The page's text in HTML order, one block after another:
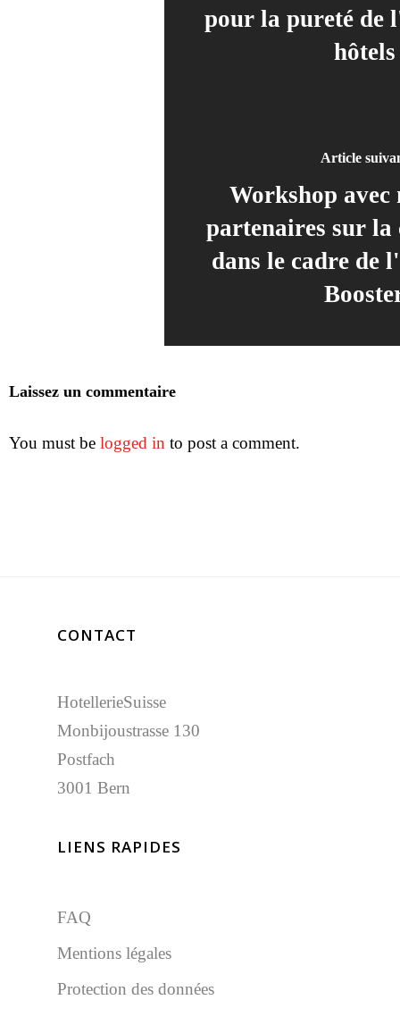
pour la pureté de
hôtels
Article
Workshop avec
partenaires sur la
dans le cadre de
Laissez un commentaire
You must be logged in to post a comment.
CONTACT
HotellerieSuisse
Monbijoustrasse 130
Postfach
3001 Bern
LIENS RAPIDES
FAQ
Mentions légales
Protection des données